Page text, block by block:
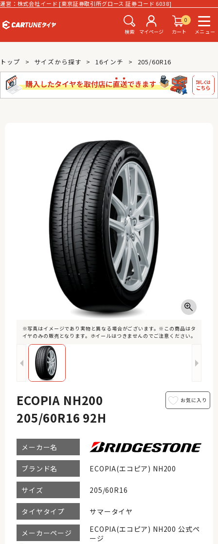
運営：株式会社イード [東京証券取引所グロース 証券コード 6038]
検索 マイページ
0
カート
メニュー
トップ サイズから探す 16インチ 205/60R16
※写真はイメージであり実物と異なる場合がございます。※この商品はタ
イヤのみの販売となります。ホイールはつきませんのでご注意ください。
ECOPIA NH200
205/60R16 92H
メーカー名
ブランド名 ECOPIA(エコピア) NH200
サイズ 205/60R16
タイヤタイプ サマータイヤ
メーカーページ
ECOPIA(エコピア) NH200 公式ペ
ージ